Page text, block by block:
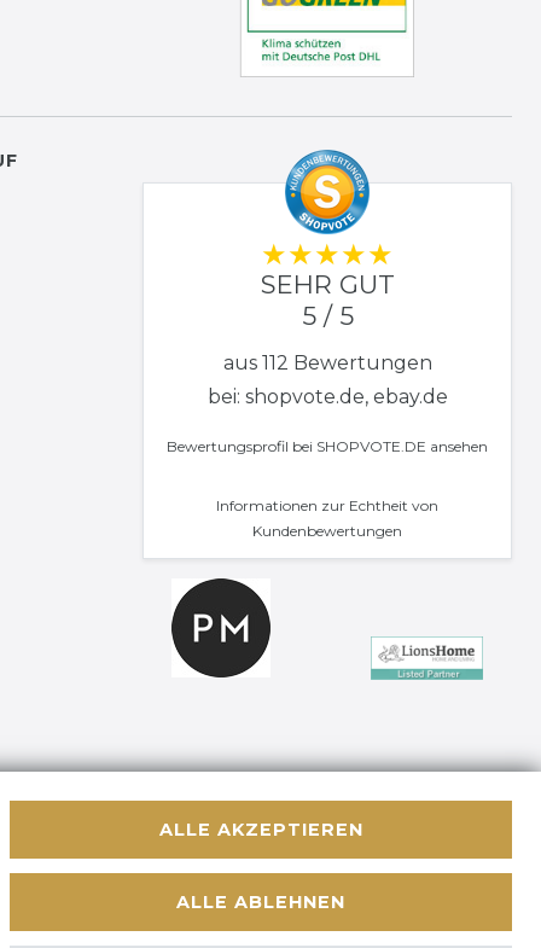
SEHR GUT
5 / 5
aus 112 Bewertungen
bei: shopvote.de, ebay.de
Bewertungsprofil bei SHOPVOTE.DE ansehen
Informationen zur Echtheit von
Kundenbewertungen
WIDERRUFEN Kontakt
ALLE AKZEPTIEREN
ALLE ABLEHNEN